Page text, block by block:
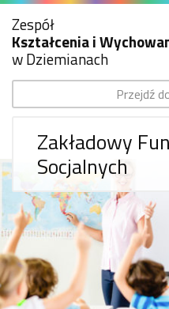
Zespół
Kształcenia i
w Dziemianach
Przejdź
Zakładowy
Socjalnych